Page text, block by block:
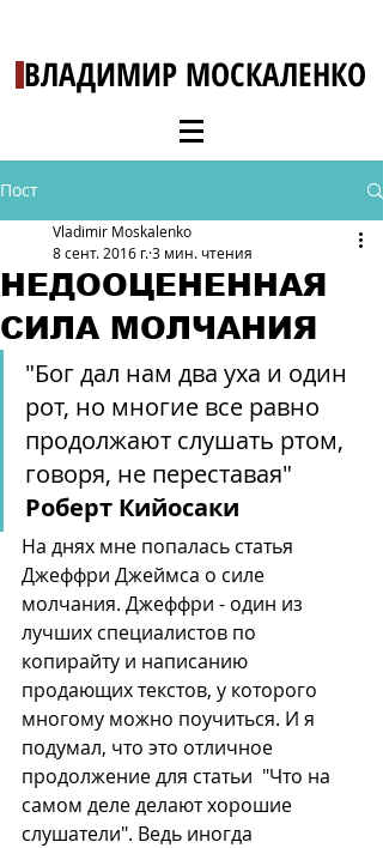
ВЛАДИМИР МОСКАЛЕНКО
Пост
НЕДООЦЕНЕННАЯ
СИЛА МОЛЧАНИЯ
Vladimir Moskalenko
8 сент. 2016 г.3 мин. чтения
"Бог дал нам два уха и один
рот, но многие все равно
продолжают слушать ртом,
говоря, не переставая"
Роберт Кийосаки
На днях мне попалась статья
Джеффри Джеймса о силе
молчания. Джеффри - один из
лучших специалистов по
копирайту и написанию
продающих текстов, у которого
многому можно поучиться. И я
подумал, что это отличное
продолжение для статьи  "Что на
самом деле делают хорошие
слушатели". Ведь иногда